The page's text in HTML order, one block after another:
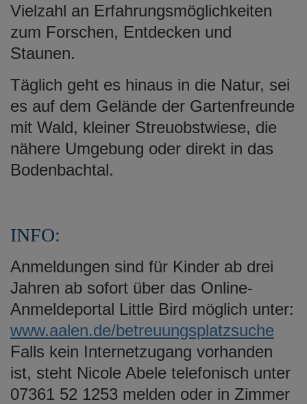
Vielzahl an Erfahrungsmöglichkeiten
zum Forschen, Entdecken und
Staunen.
Täglich geht es hinaus in die Natur, sei
es auf dem Gelände der Gartenfreunde
mit Wald, kleiner Streuobstwiese, die
nähere Umgebung oder direkt in das
Bodenbachtal.
INFO:
Anmeldungen sind für Kinder ab drei
Jahren ab sofort über das Online-
Anmeldeportal Little Bird möglich unter:
www.aalen.de/betreuungsplatzsuche
Falls kein Internetzugang vorhanden
ist, steht Nicole Abele telefonisch unter
07361 52 1253 melden oder in Zimmer